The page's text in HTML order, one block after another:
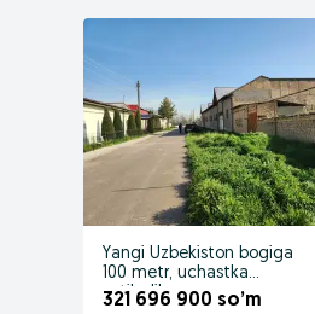
Yangi Uzbekiston bogiga
100 metr, uchastka
sotiladi!
321 696 900 so’m